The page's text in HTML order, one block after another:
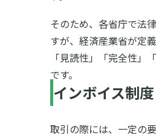
そのため、各省庁で法
すが、経済産業省が定
「見読性」「完全性」
です。
インボイス制
取引の際には、一定の